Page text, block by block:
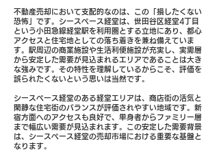
不動産売却において支配的なのは、この「損したくない
恐怖」です。シースペース経堂は、世田谷区経堂4丁目
という小田急線経堂駅を利用圏とする立地にあり、都心
アクセスと住宅地としての落ち着きを兼ね備えていま
す。駅周辺の商業施設や生活利便施設が充実し、実需層
から安定した需要が見込まれるエリアであることは大き
な強みです。その特性を理解しているからこそ、評価を
誤られたくないという思いは当然です。
シースペース経堂のある経堂エリアは、商店街の活気と
閑静な住宅街のバランスが評価されやすい地域です。新
宿方面へのアクセスも良好で、単身者からファミリー層
まで幅広い需要が見込まれます。この安定した需要背景
は、シースペース経堂の売却市場における重要な基盤と
なります。